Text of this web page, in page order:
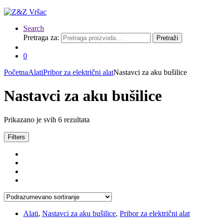
Search
Pretraga za:
Pretraži
0
PočetnaAlatiPribor za električni alatNastavci za aku bušilice
Nastavci za aku bušilice
Prikazano je svih 6 rezultata
Filters
Alati, Nastavci za aku bušilice, Pribor za električni alat